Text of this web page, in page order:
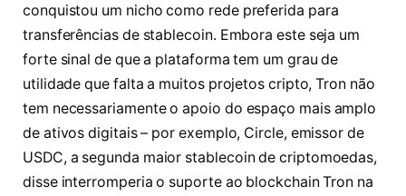
conquistou um nicho como rede preferida para
transferências de stablecoin. Embora este seja um
forte sinal de que a plataforma tem um grau de
utilidade que falta a muitos projetos cripto, Tron não
tem necessariamente o apoio do espaço mais amplo
de ativos digitais – por exemplo, Circle, emissor de
USDC, a segunda maior stablecoin de criptomoedas,
disse interromperia o suporte ao blockchain Tron na